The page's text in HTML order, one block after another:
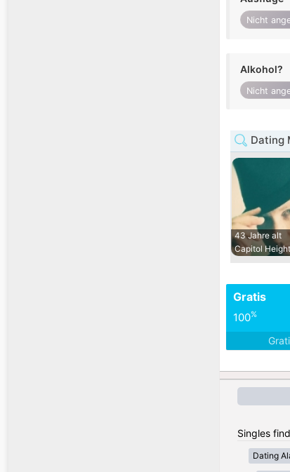
Nicht
Alkohol?
Nicht
Dating
43 Jahre alt
Capitol
Gratis
100%
Singles
Dating